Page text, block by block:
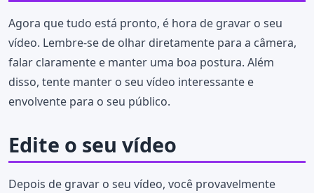
Agora que tudo está pronto, é hora de gravar o seu
vídeo. Lembre-se de olhar diretamente para a câmera,
falar claramente e manter uma boa postura. Além
disso, tente manter o seu vídeo interessante e
envolvente para o seu público.
Edite o seu vídeo
Depois de gravar o seu vídeo, você provavelmente